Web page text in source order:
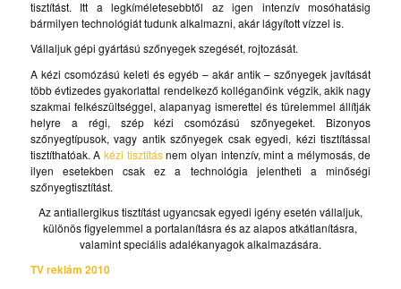
tisztítást. Itt a legkíméletesebbtől az igen intenzív mosóhatásig
bármilyen technológiát tudunk alkalmazni, akár lágyított vízzel is.
Vállaljuk gépi gyártású szőnyegek szegését, rojtozását.
A kézi csomózású keleti és egyéb – akár antik – szőnyegek javítását
több évtizedes gyakorlattal rendelkező kolléganőink végzik, akik nagy
szakmai felkészültséggel, alapanyag ismerettel és türelemmel állítják
helyre a régi, szép kézi csomózású szőnyegeket. Bizonyos
szőnyegtípusok, vagy antik szőnyegek csak egyedi, kézi tisztítással
tisztíthatóak. A kézi tisztításnem olyan intenzív, mint a mélymosás, de
ilyen esetekben csak ez a technológia jelentheti a minőségi
szőnyegtisztítást.
Az antiallergikus tisztítást ugyancsak egyedi igény esetén vállaljuk,
különös figyelemmel a portalanításra és az alapos atkátlanításra,
valamint speciális adalékanyagok alkalmazására.
TV reklám 2010